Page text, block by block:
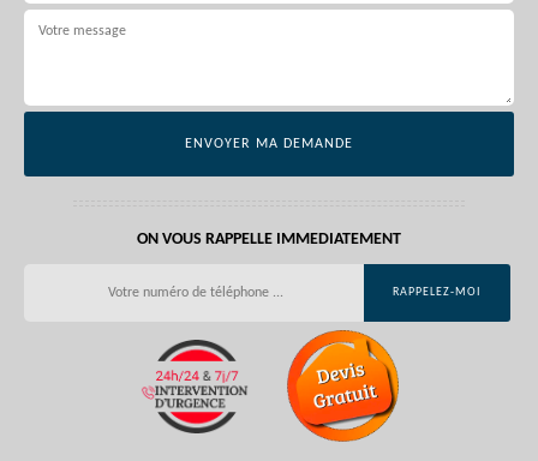
ON VOUS RAPPELLE IMMEDIATEMENT